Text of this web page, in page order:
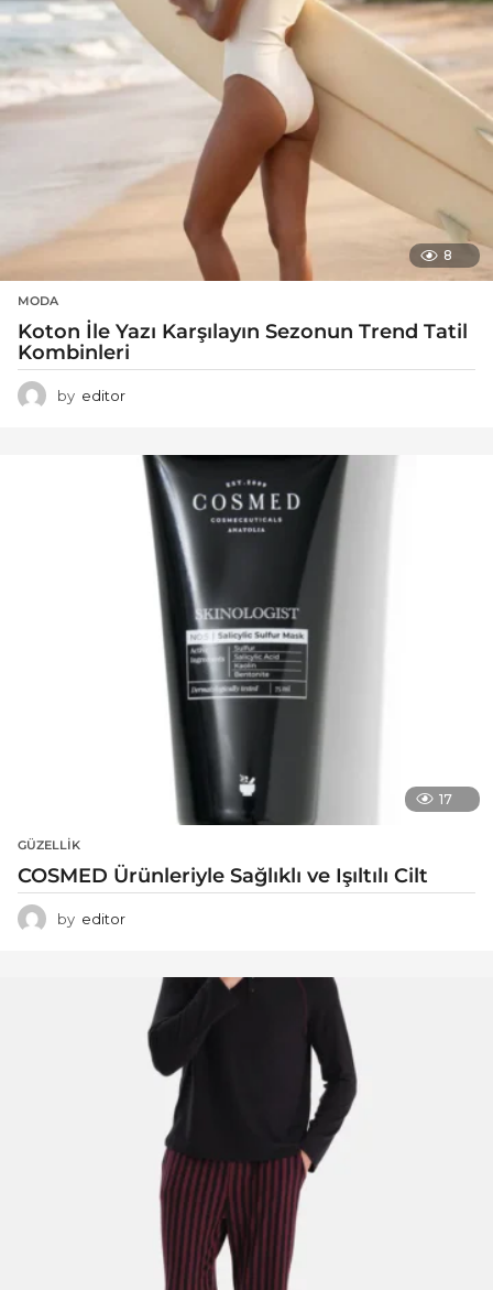
8
MODA
Koton İle Yazı Karşılayın Sezonun Trend Tatil
Kombinleri
by editor
17
GÜZELLIK
COSMED Ürünleriyle Sağlıklı ve Işıltılı Cilt
by editor